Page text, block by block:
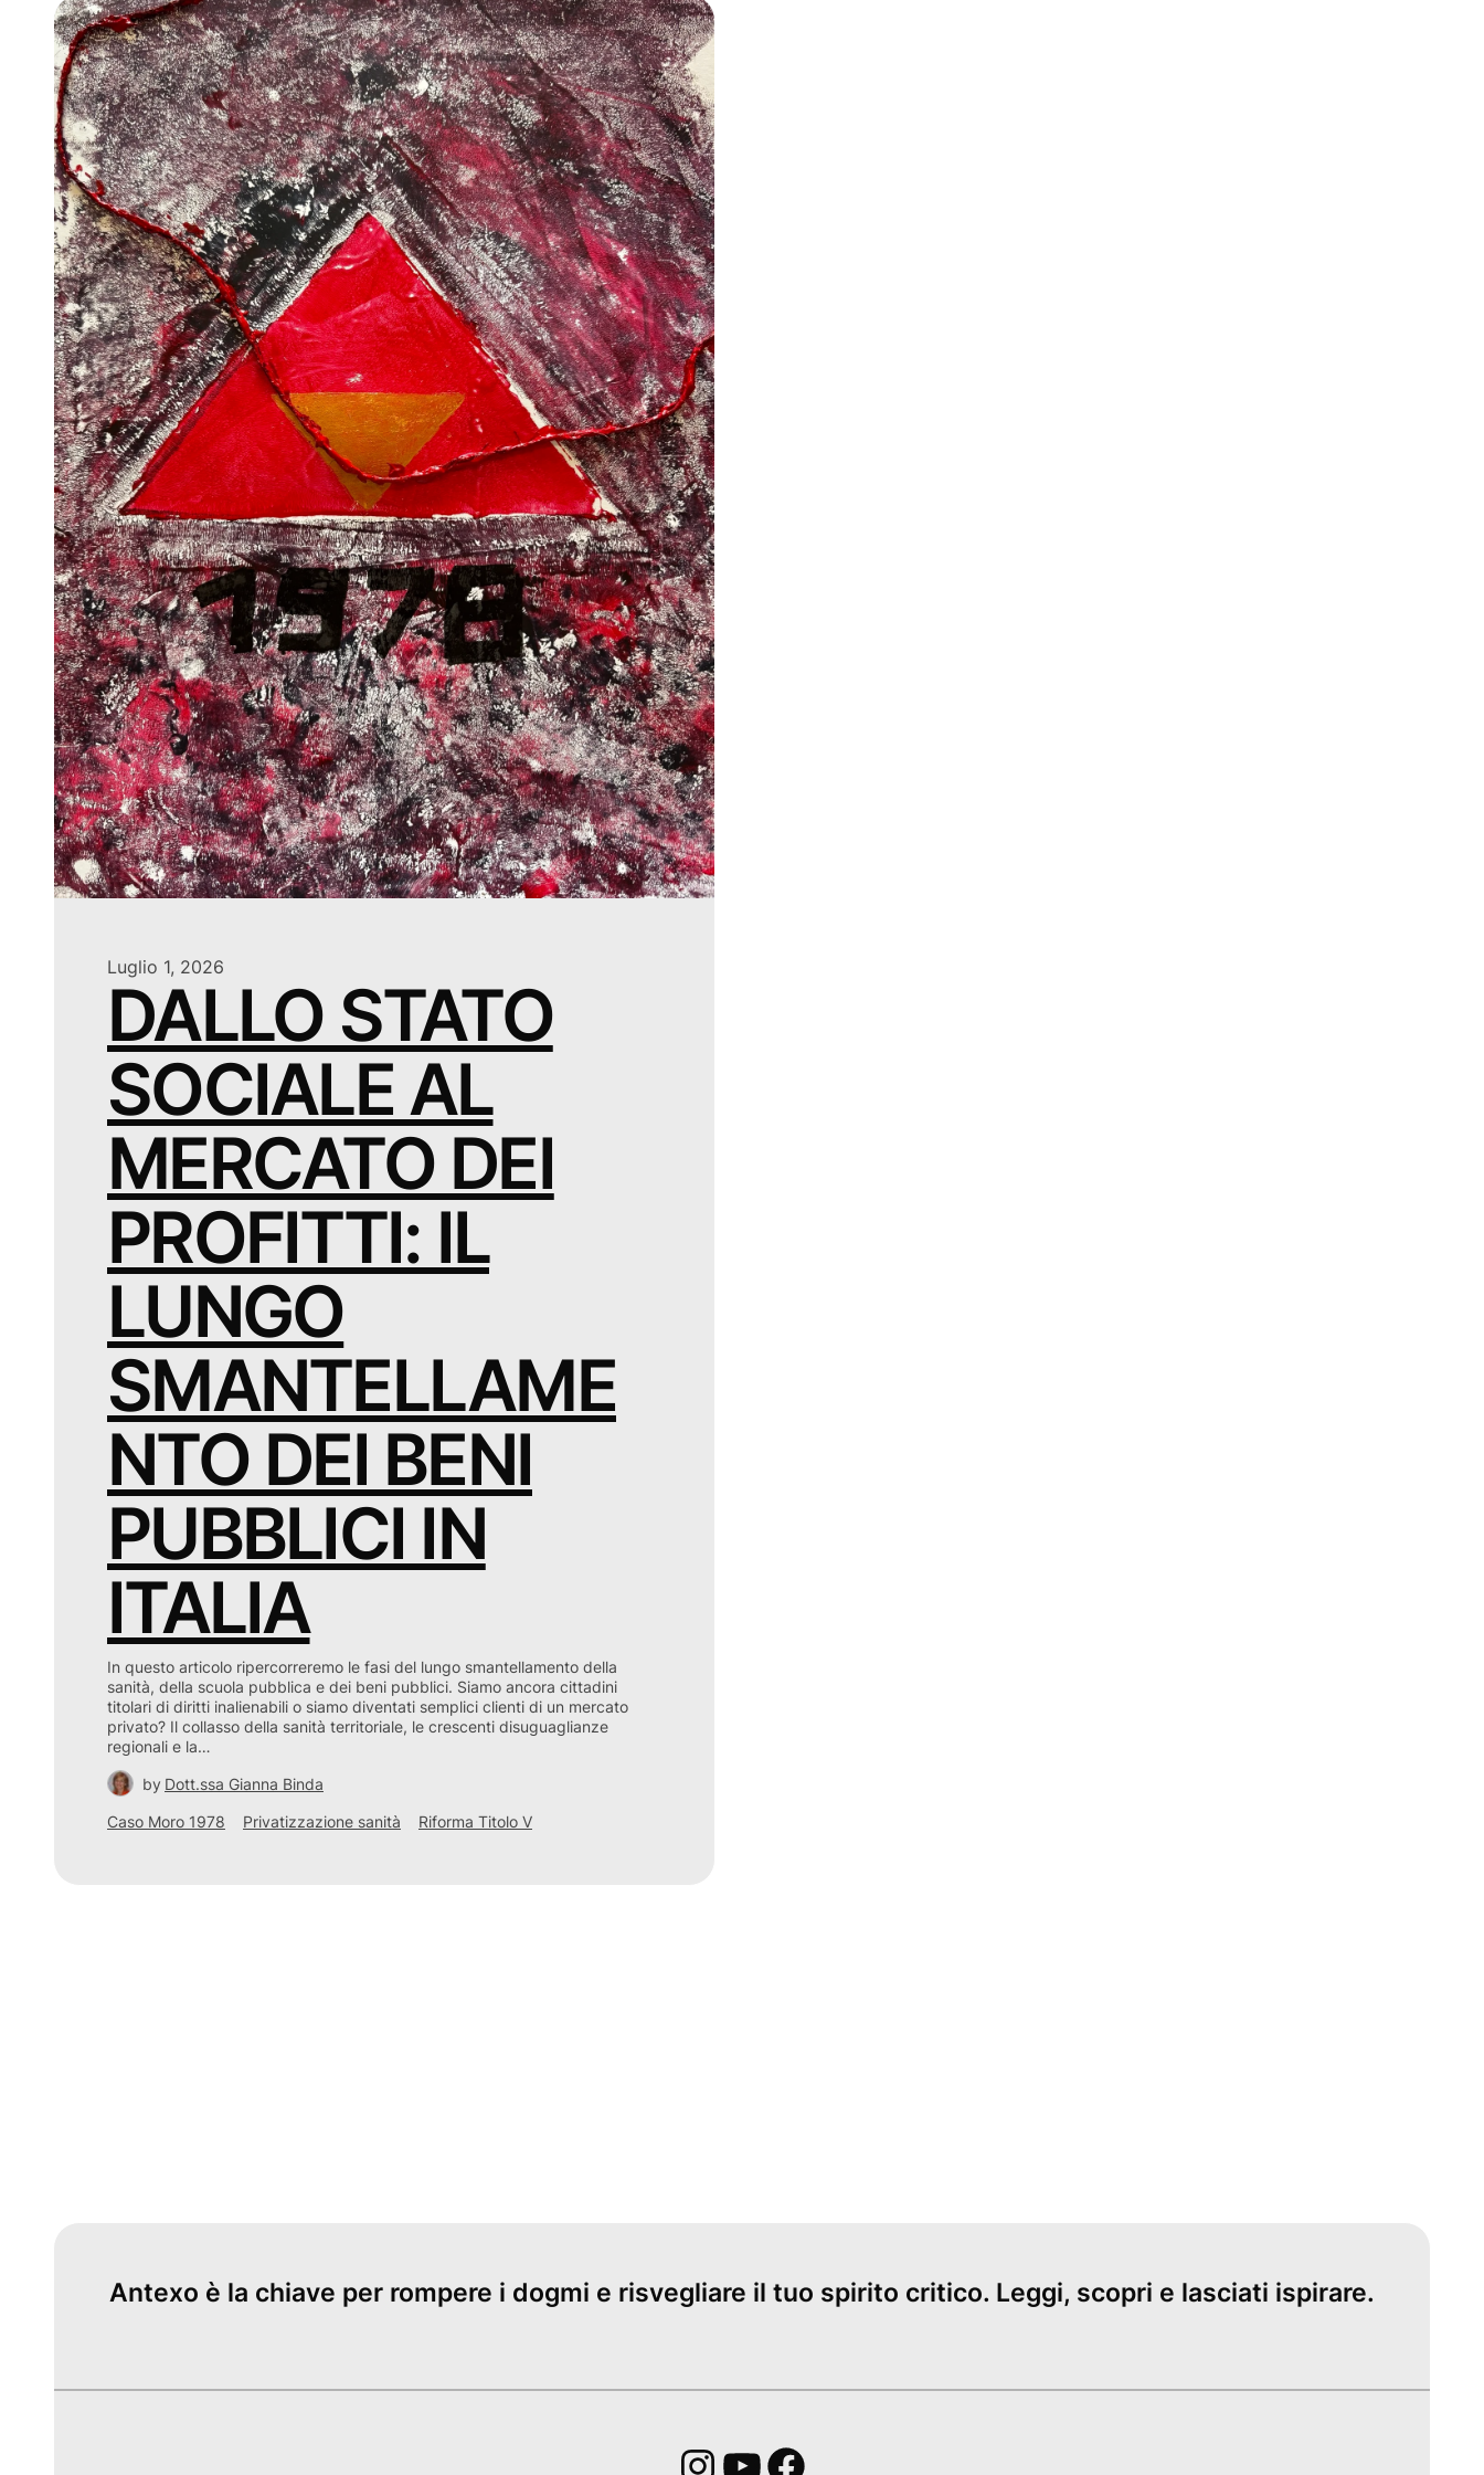
Luglio 1, 2026
DALLO STATO
SOCIALE AL
MERCATO DEI
PROFITTI: IL
LUNGO
SMANTELLAME
NTO DEI BENI
PUBBLICI IN
ITALIA
In questo articolo ripercorreremo le fasi del lungo smantellamento della
sanità, della scuola pubblica e dei beni pubblici. Siamo ancora cittadini
titolari di diritti inalienabili o siamo diventati semplici clienti di un mercato
privato? Il collasso della sanità territoriale, le crescenti disuguaglianze
regionali e la…
by Dott.ssa Gianna Binda
Caso Moro 1978
Privatizzazione sanità Riforma Titolo V
Antexo è la chiave per rompere i dogmi e risvegliare il tuo spirito critico. Leggi, scopri e lasciati ispirare.
Instagram
YouTubeFacebook